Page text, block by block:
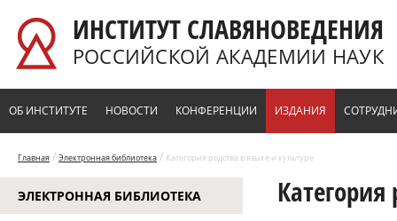
ИНСТИТУТ СЛАВЯНОВЕДЕНИЯ
РОССИЙСКОЙ АКАДЕМИИ НАУК
ОБ ИНСТИТУТЕ НОВОСТИ КОНФЕРЕНЦИИ ИЗДАНИЯ
Главная / Электронная библиотека / Категория родства в языке и культуре
ЭЛЕКТРОННАЯ БИБЛИОТЕКА Категория